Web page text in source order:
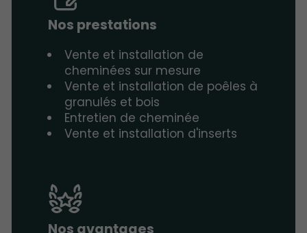
Nos prestations
Vente et installation de
cheminées sur mesure
Vente et installation de poêles à
granulés et bois
Entretien de cheminée
Vente et installation d'inserts